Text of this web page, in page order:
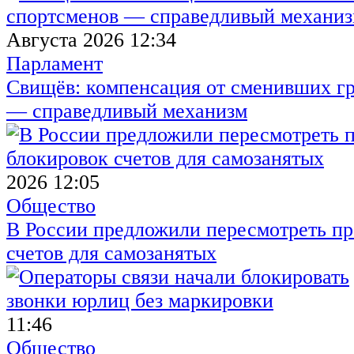
Августа 2026 12:34
Парламент
Свищёв: компенсация от сменивших
— справедливый механизм
2026 12:05
Общество
В России предложили пересмотреть
счетов для самозанятых
11:46
Общество